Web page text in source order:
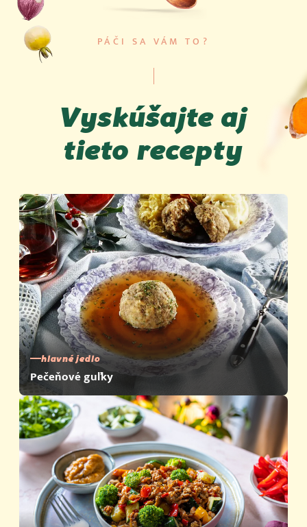
PÁČI SA VÁM TO?
Vyskúšajte aj
tieto recepty
hlavné jedlo
Pečeňové guľky